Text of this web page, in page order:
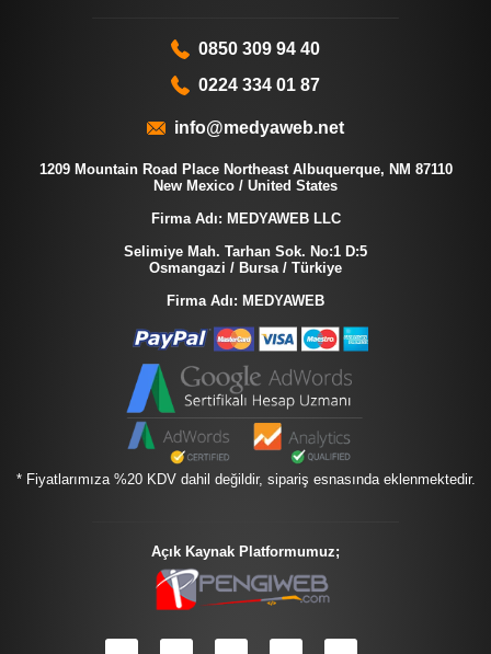
0850 309 94 40
0224 334 01 87
info@medyaweb.net
1209 Mountain Road Place Northeast Albuquerque, NM 87110
New Mexico / United States
Firma Adı: MEDYAWEB LLC
Selimiye Mah. Tarhan Sok. No:1 D:5
Osmangazi / Bursa / Türkiye
Firma Adı: MEDYAWEB
* Fiyatlarımıza %20 KDV dahil değildir, sipariş esnasında eklenmektedir.
Açık Kaynak Platformumuz;